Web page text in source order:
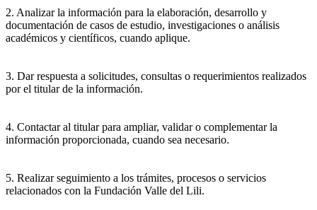
2. Analizar la información para la elaboración, desarrollo y
documentación de casos de estudio, investigaciones o análisis
académicos y científicos, cuando aplique.
3. Dar respuesta a solicitudes, consultas o requerimientos realizados
por el titular de la información.
4. Contactar al titular para ampliar, validar o complementar la
información proporcionada, cuando sea necesario.
5. Realizar seguimiento a los trámites, procesos o servicios
relacionados con la Fundación Valle del Lili.